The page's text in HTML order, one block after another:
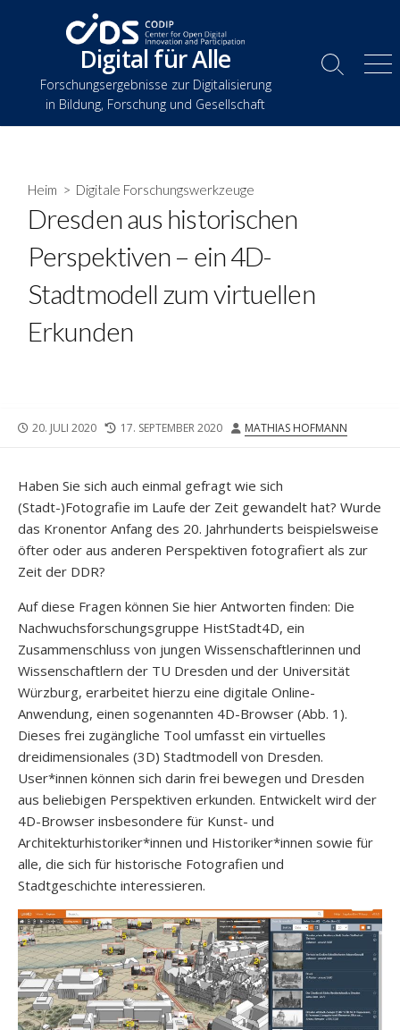
Digital für Alle
Forschungsergebnisse zur Digitalisierung
in Bildung, Forschung und Gesellschaft
Suche
Heim > Digitale Forschungswerkzeuge
Dresden aus historischen
Perspektiven – ein 4D-
Stadtmodell zum virtuellen
Erkunden
VERÖFFENTLICHUNGSDATUM
20. JULI 2020
DATUM
ÄNDERUNG
17. SEPTEMBER 2020 AUTOR
MATHIAS HOFMANN
Haben Sie sich auch einmal gefragt wie sich
(Stadt-)Fotografie im Laufe der Zeit gewandelt hat? Wurde
das Kronentor Anfang des 20. Jahrhunderts beispielsweise
öfter oder aus anderen Perspektiven fotografiert als zur
Zeit der DDR?
Auf diese Fragen können Sie hier Antworten finden: Die
Nachwuchsforschungsgruppe HistStadt4D, ein
Zusammenschluss von jungen Wissenschaftlerinnen und
Wissenschaftlern der TU Dresden und der Universität
Würzburg, erarbeitet hierzu eine digitale Online-
Anwendung, einen sogenannten 4D-Browser (Abb. 1).
Dieses frei zugängliche Tool umfasst ein virtuelles
dreidimensionales (3D) Stadtmodell von Dresden.
User*innen können sich darin frei bewegen und Dresden
aus beliebigen Perspektiven erkunden. Entwickelt wird der
4D-Browser insbesondere für Kunst- und
Architekturhistoriker*innen und Historiker*innen sowie für
alle, die sich für historische Fotografien und
Stadtgeschichte interessieren.